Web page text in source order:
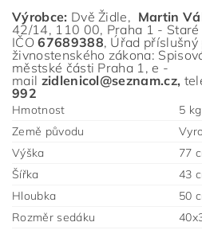
Výrobce: Dvě Židle, Martin
42/14, 110 00, Praha 1 - Staré
IČO67689388, Úřad příslušný
živnostenského zákona:
městské části Praha 1, e -
mail zidlenicol@seznam.cz,
992
Hmotnost
5 kg
Země původu
Výška
77
Šířka
43
Hloubka
50
Rozměr sedáku